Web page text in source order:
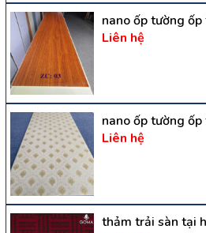
nano ốp tường
Liên hệ
nano ốp tường
Liên hệ
thảm trải sàn tại